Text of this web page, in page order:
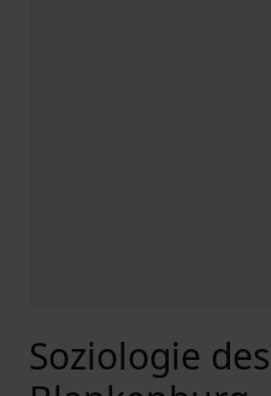
Soziologie